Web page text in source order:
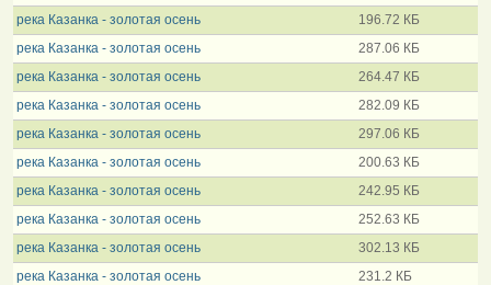
река Казанка - золотая осень
196.72 КБ
река Казанка - золотая осень
287.06 КБ
река Казанка - золотая осень
264.47 КБ
река Казанка - золотая осень
282.09 КБ
река Казанка - золотая осень
297.06 КБ
река Казанка - золотая осень
200.63 КБ
река Казанка - золотая осень
242.95 КБ
река Казанка - золотая осень
252.63 КБ
река Казанка - золотая осень
302.13 КБ
река Казанка - золотая осень
231.2 КБ